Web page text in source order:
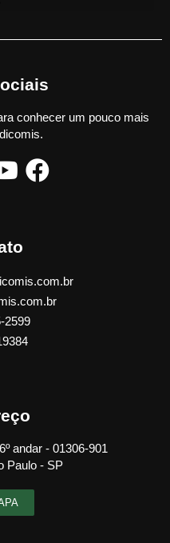
conhecer um pouco mais
2599
andar - 01306-901
Paulo - SP